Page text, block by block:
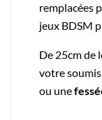
remplacées
jeux BDSM
De 25cm de
votre
ou une